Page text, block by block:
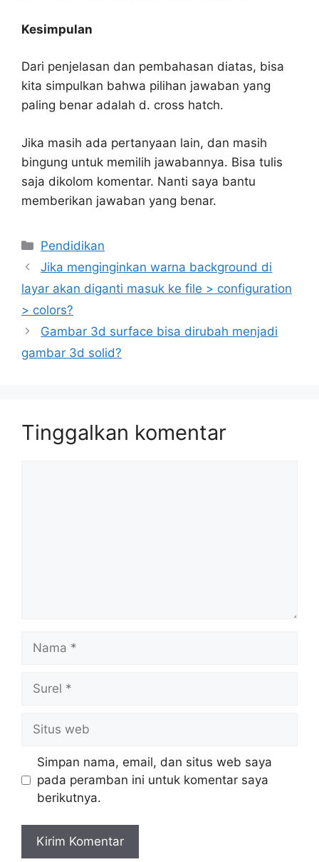
Kesimpulan
Dari penjelasan dan pembahasan diatas, bisa
kita simpulkan bahwa pilihan jawaban yang
paling benar adalah d. cross hatch.
Jika masih ada pertanyaan lain, dan masih
bingung untuk memilih jawabannya. Bisa tulis
saja dikolom komentar. Nanti saya bantu
memberikan jawaban yang benar.
Kategori
Pendidikan
Jika menginginkan warna background di
layar akan diganti masuk ke file > configuration
> colors?
Gambar 3d surface bisa dirubah menjadi
gambar 3d solid?
Tinggalkan komentar
web
Simpan nama, email, dan situs web saya
pada peramban ini untuk komentar saya
berikutnya.